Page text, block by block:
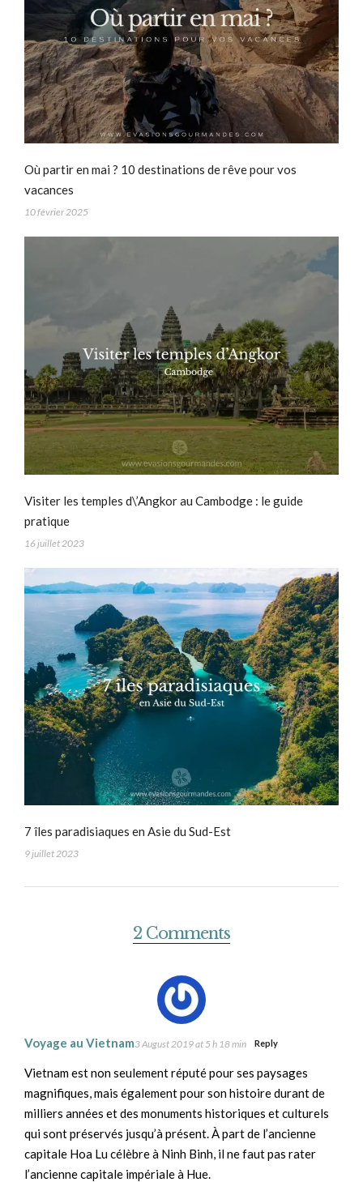
Où partir en mai ? 10 destinations de rêve pour vos
vacances
10 février 2025
Visiter les temples d\’Angkor au Cambodge : le guide
pratique
16 juillet 2023
7 îles paradisiaques en Asie du Sud-Est
9 juillet 2023
2 Comments
Voyage au Vietnam3 August 2019 at 5 h 18 min Reply
Vietnam est non seulement réputé pour ses paysages
magnifiques, mais également pour son histoire durant de
milliers années et des monuments historiques et culturels
qui sont préservés jusqu’à présent. À part de l’ancienne
capitale Hoa Lu célèbre à Ninh Binh, il ne faut pas rater
l’ancienne capitale impériale à Hue.